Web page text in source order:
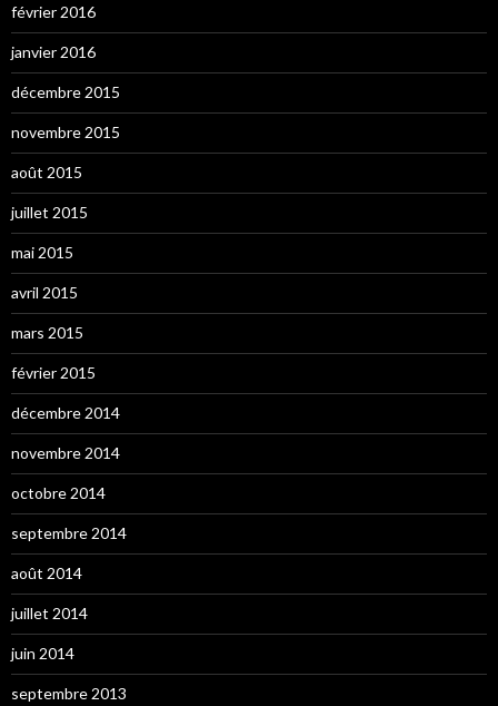
février 2016
janvier 2016
décembre 2015
novembre 2015
août 2015
juillet 2015
mai 2015
avril 2015
mars 2015
février 2015
décembre 2014
novembre 2014
octobre 2014
septembre 2014
août 2014
juillet 2014
juin 2014
septembre 2013